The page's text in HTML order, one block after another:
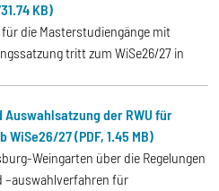
KB)
die Masterstudiengänge mit
tritt zum WiSe26/27 in
der RWU für
27 (PDF, 1.45 MB)
Weingarten über die Regelungen
–auswahlverfahren für